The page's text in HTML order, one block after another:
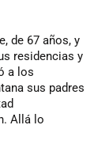
de 67 años, y
residencias y
a los
sus padres
Allá lo